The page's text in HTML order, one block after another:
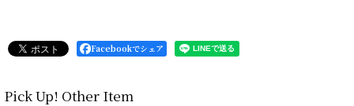
Facebookでシェア
Pick Up! Other Item